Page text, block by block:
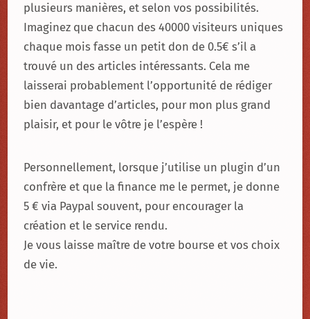
plusieurs manières, et selon vos possibilités.
Imaginez que chacun des 40000 visiteurs uniques
chaque mois fasse un petit don de 0.5€ s’il a
trouvé un des articles intéressants. Cela me
laisserai probablement l’opportunité de rédiger
bien davantage d’articles, pour mon plus grand
plaisir, et pour le vôtre je l’espère !
Personnellement, lorsque j’utilise un plugin d’un
confrère et que la finance me le permet, je donne
5 € via Paypal souvent, pour encourager la
création et le service rendu.
Je vous laisse maître de votre bourse et vos choix
de vie.